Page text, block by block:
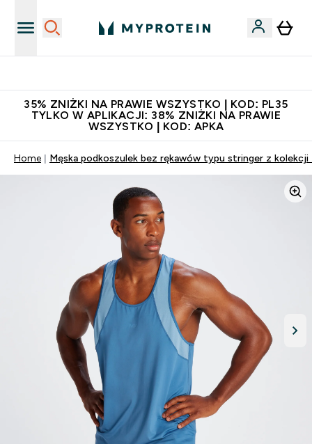
35% ZNIŻKI NA PRAWIE WSZYSTKO | KOD: PL35
TYLKO W APLIKACJI: 38% ZNIŻKI NA PRAWIE
WSZYSTKO | KOD: APKA
Home Męska podkoszulek bez rękawów typu stringer z kolekcji